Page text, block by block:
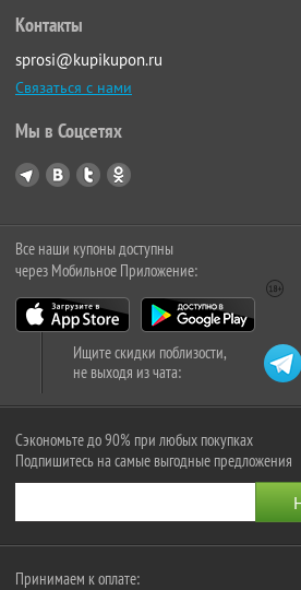
Контакты
sprosi@kupikupon.ru
Связаться с нами
Мы в Соцсетях
Все наши купоны доступны
через Мобильное Приложение:
Ищите скидки поблизости,
не выходя из чата:
Сэкономьте до 90% при любых покупках
Подпишитесь на самые выгодные предложения
Принимаем к оплате: